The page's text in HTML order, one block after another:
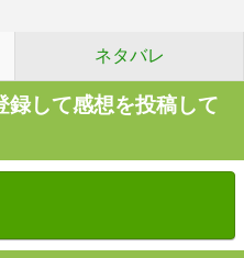
ネタバレ
録して感想を投稿して